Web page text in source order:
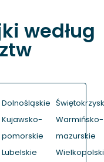
według
Dolnośląskie
Kujawsko-
pomorskie
Lubelskie
Warmińsko-
mazurskie